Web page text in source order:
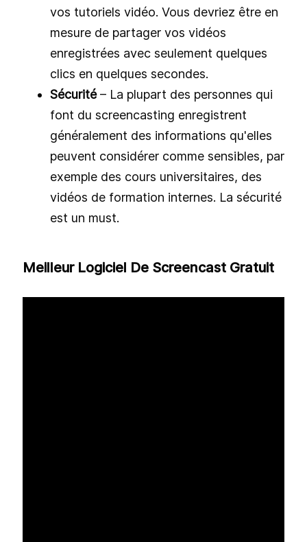
vos tutoriels vidéo. Vous devriez être en
mesure de partager vos vidéos
enregistrées avec seulement quelques
clics en quelques secondes.
Sécurité– La plupart des personnes qui
font du screencasting enregistrent
généralement des informations qu'elles
peuvent considérer comme sensibles, par
exemple des cours universitaires, des
vidéos de formation internes. La sécurité
est un must.
Meilleur Logiciel De Screencast Gratuit